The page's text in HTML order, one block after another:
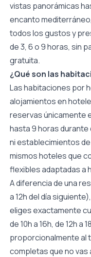
vistas panorámicas
encanto
todos los gustos y
de 3, 6 o 9 horas, sin
gratuita.
¿Qué son las
Las habitaciones por
alojamientos en
reservas únicamente
hasta 9 horas
ni establecimientos
mismos hoteles que
flexibles adaptadas a
A diferencia de una
a 12h del día
eliges exactamente
de 10h a 16h, de 12h a
proporcionalmente al
completas que no vas